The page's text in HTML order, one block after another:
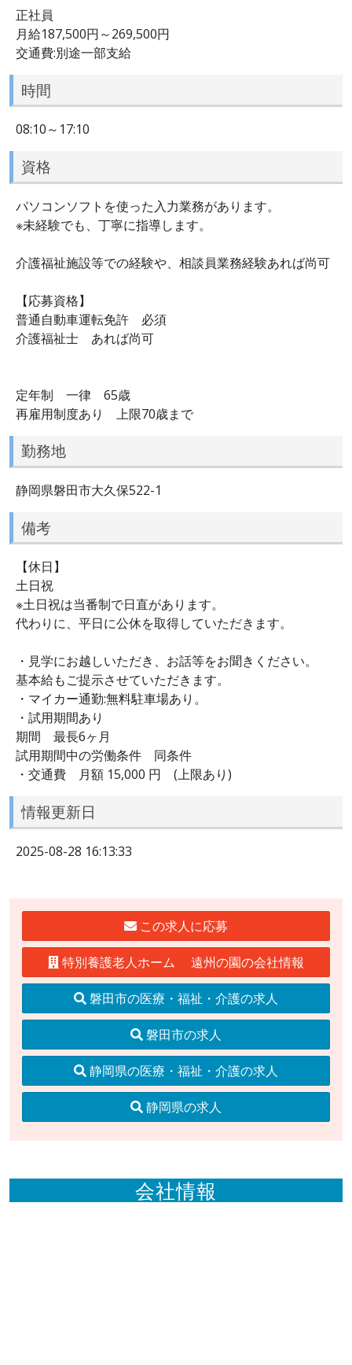
正社員
月給187,500円～269,500円
交通費:別途一部支給
時間
08:10～17:10
資格
パソコンソフトを使った入力業務があります。
※未経験でも、丁寧に指導します。
介護福祉施設等での経験や、相談員業務経験あれば尚可
【応募資格】
普通自動車運転免許 必須
介護福祉士 あれば尚可
定年制 一律 65歳
再雇用制度あり 上限70歳まで
勤務地
静岡県磐田市大久保522-1
備考
【休日】
土日祝
※土日祝は当番制で日直があります。
代わりに、平日に公休を取得していただきます。
・見学にお越しいただき、お話等をお聞きください。
基本給もご提示させていただきます。
・マイカー通勤:無料駐車場あり。
・試用期間あり
期間 最長6ヶ月
試用期間中の労働条件 同条件
・交通費 月額 15,000 円 (上限あり)
情報更新日
2025-08-28 16:13:33
この求人に応募
特別養護老人ホーム 遠州の園の会社情報
磐田市の医療・福祉・介護の求人
磐田市の求人
静岡県の医療・福祉・介護の求人
静岡県の求人
会社情報